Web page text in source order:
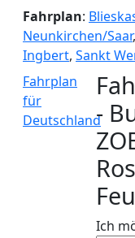
Fahrplan:
Neunkirchen/Saar,
Ingbert, Sankt
Fahrplan
für
Deutschland-
Ich